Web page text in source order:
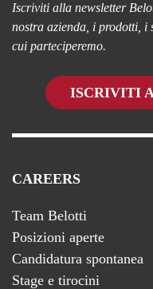
Iscriviti alla newsletter
nostra azienda, i prodotti, i
cui parteciperemo.
ISCRIVITI
CAREERS
Team Belotti
Posizioni aperte
Candidatura spontanea
Stage e tirocini